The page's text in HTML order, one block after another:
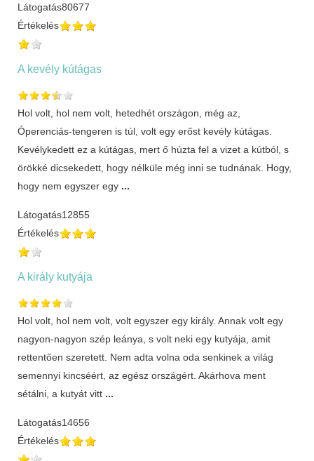
Látogatás80677
Értékelés
A kevély kútágas
Hol volt, hol nem volt, hetedhét országon, még az,
Óperenciás-tengeren is túl, volt egy erőst kevély kútágas.
Kevélykedett ez a kútágas, mert ő húzta fel a vizet a kútból, s
örökké dicsekedett, hogy nélküle még inni se tudnának. Hogy,
hogy nem egyszer egy ...
Látogatás12855
Értékelés
A király kutyája
Hol volt, hol nem volt, volt egyszer egy király. Annak volt egy
nagyon-nagyon szép leánya, s volt neki egy kutyája, amit
rettentően szeretett. Nem adta volna oda senkinek a világ
semennyi kincséért, az egész országért. Akárhova ment
sétálni, a kutyát vitt ...
Látogatás14656
Értékelés